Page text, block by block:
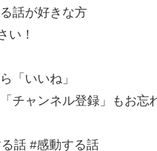
話が好きな方
い！
「いいね」
チャンネル登録」もお忘
話 #感動する話